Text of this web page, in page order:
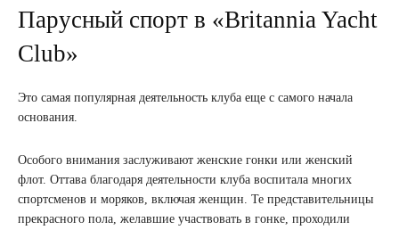
Парусный спорт в «Britannia Yacht
Club»
Это самая популярная деятельность клуба еще с самого начала
основания.
Особого внимания заслуживают женские гонки или женский
флот. Оттава благодаря деятельности клуба воспитала многих
спортсменов и моряков, включая женщин. Те представительницы
прекрасного пола, желавшие участвовать в гонке, проходили